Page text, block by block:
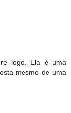
logo. Ela é uma
mesmo de uma